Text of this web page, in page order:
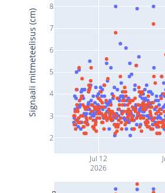
Jul 12
2026
2
3
4
5
6
7
8
Signaali mitmeteelisus (cm)